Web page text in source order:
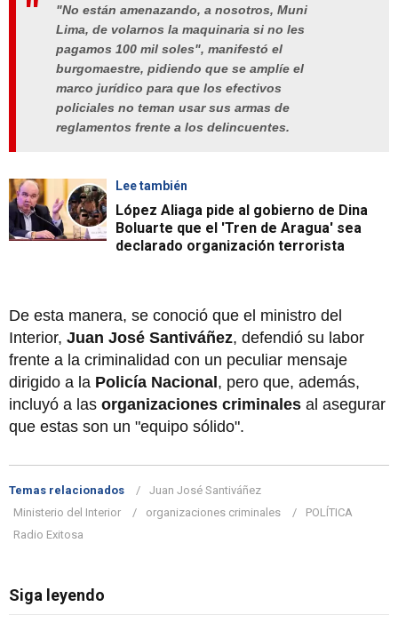
"No están amenazando, a nosotros, Muni
Lima, de volarnos la maquinaria si no les
pagamos 100 mil soles", manifestó el
burgomaestre, pidiendo que se amplíe el
marco jurídico para que los efectivos
policiales no teman usar sus armas de
reglamentos frente a los delincuentes.
Lee también
López Aliaga pide al gobierno de Dina
Boluarte que el 'Tren de Aragua' sea
declarado organización terrorista
De esta manera, se conoció que el ministro del
Interior, Juan José Santiváñez, defendió su labor
frente a la criminalidad con un peculiar mensaje
dirigido a la Policía Nacional, pero que, además,
incluyó a las organizaciones criminales al asegurar
que estas son un "equipo sólido".
Temas relacionados
Juan José Santiváñez
Ministerio del Interior
organizaciones criminales
POLÍTICA
Radio Exitosa
Siga leyendo